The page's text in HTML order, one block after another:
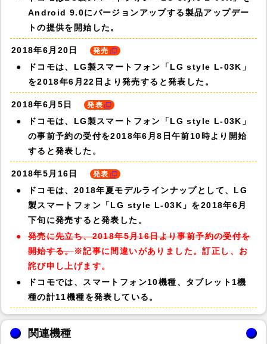
Android 9.0にバージョンアップする製品アップデー
トの提供を開始した。
2018年6月20日 発売
ドコモは、LG製スマートフォン「LG style L-03K」
を2018年6月22日より発売すると発表した。
2018年6月5日 発表
ドコモは、LG製スマートフォン「LG style L-03K」
の事前予約の受付を2018年6月8日午前10時より開始
すると発表した。
2018年5月16日 発表
ドコモは、2018年夏モデルラインナップとして、LG
製スマートフォン「LG style L-03K」を2018年6月
下旬に発売すると発表した。
発売に先立ち、2018年5月16日より事前予約の受付を
開始する。※記事に間違いがありました。訂正し、お
詫び申し上げます。
ドコモでは、スマートフォン10機種、タブレット1機
種の計11機種を発表している。
関連機種